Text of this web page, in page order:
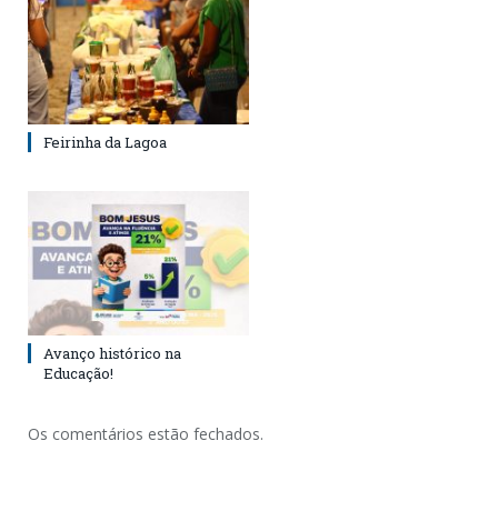
Feirinha da Lagoa
Avanço histórico na
Educação!
Os comentários estão fechados.